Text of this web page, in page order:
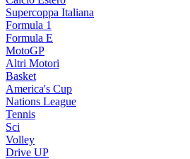
Supercoppa Italiana
Formula 1
Formula E
MotoGP
Altri Motori
Basket
America's Cup
Nations League
Tennis
Sci
Volley
Drive UP